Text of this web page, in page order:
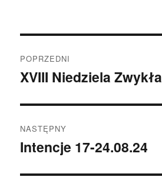
wpisu
POPRZEDNI
Poprzedni
XVIII Niedziela Zwykła
NASTĘPNY
Następny
Intencje 17-24.08.24